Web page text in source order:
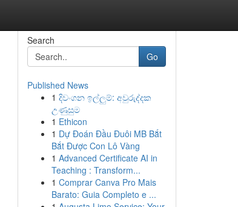
Search
Go
Published News
1 දිවංගන ඉල්ලුම්: අවුරුද්දක
උණුසුම
1 Ethicon
1 Dự Đoán Đầu Đuôi MB Bắt
Bắt Được Con Lô Vàng
1 Advanced Certificate AI in
Teaching : Transform...
1 Comprar Canva Pro Mais
Barato: Guia Completo e ...